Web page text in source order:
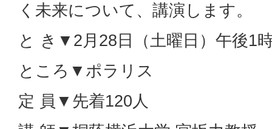
く未来について、講演します。
と き▼2月28日（土曜日）午後1
ところ▼ポラリス
定 員▼先着120人